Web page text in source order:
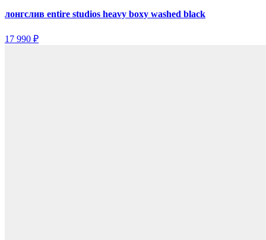
лонгслив entire studios heavy boxy washed black
17 990 ₽